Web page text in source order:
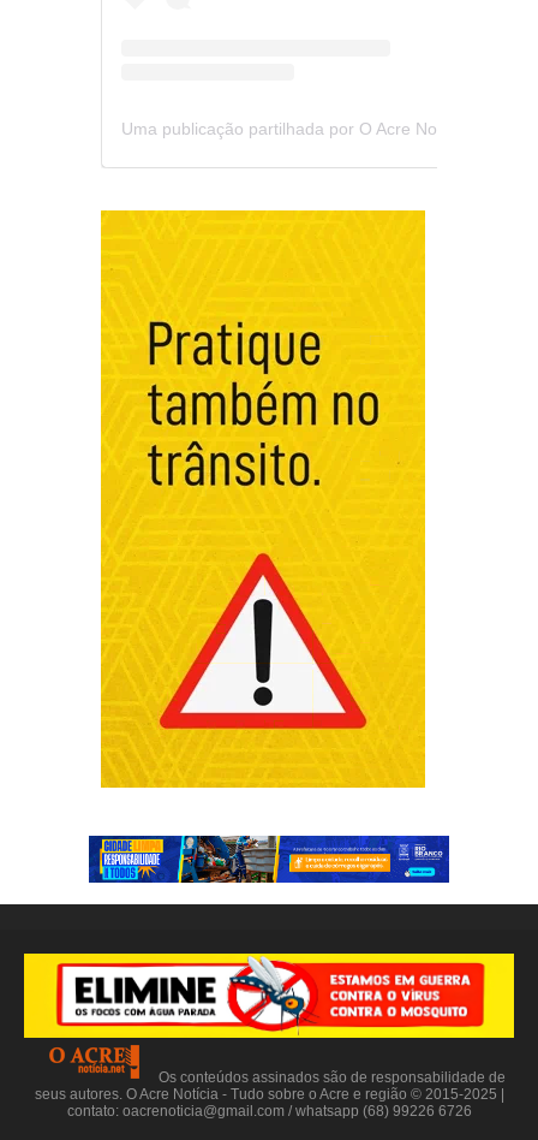
Os conteúdos assinados são de responsabilidade de
seus autores. O Acre Notícia - Tudo sobre o Acre e região © 2015-2025 |
contato: oacrenoticia@gmail.com / whatsapp (68) 99226 6726